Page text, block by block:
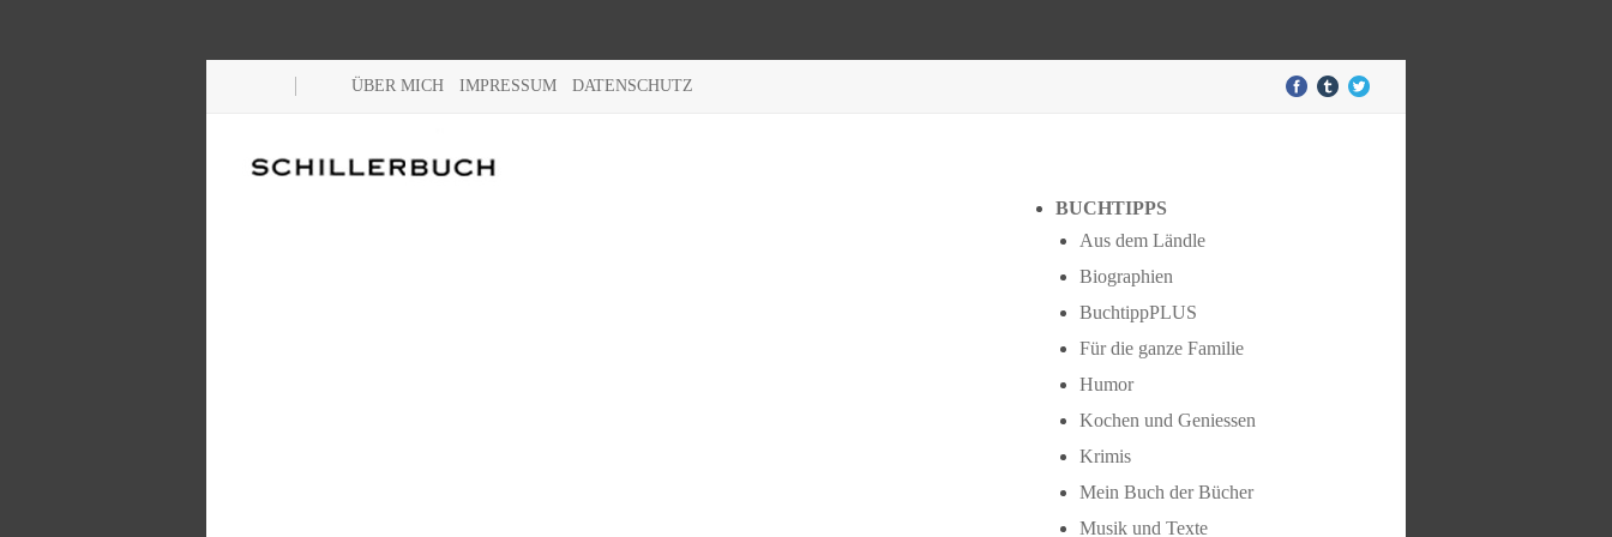
ÜBER MICH IMPRESSUM DATENSCHUTZ
BUCHTIPPS
Aus dem Ländle
Biographien
BuchtippPLUS
Für die ganze Familie
Humor
Kochen und Geniessen
Krimis
Mein Buch der Bücher
Musik und Texte